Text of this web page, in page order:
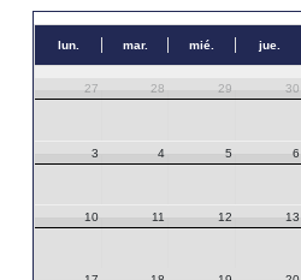
lun. mar. mié. jue.
27 28 29 30
3 4 5 6
10 11 12 13